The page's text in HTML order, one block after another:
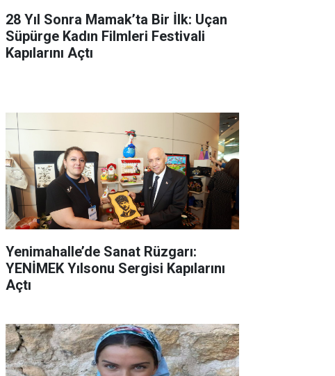
28 Yıl Sonra Mamak’ta Bir İlk: Uçan
Süpürge Kadın Filmleri Festivali
Kapılarını Açtı
Yenimahalle’de Sanat Rüzgarı:
YENİMEK Yılsonu Sergisi Kapılarını
Açtı